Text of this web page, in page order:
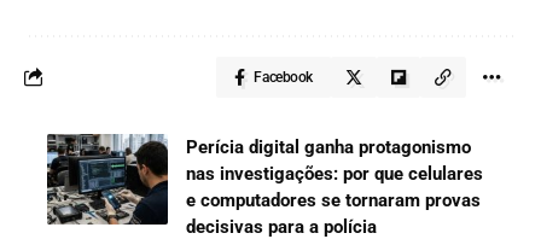
Facebook
Perícia digital ganha protagonismo
nas investigações: por que celulares
e computadores se tornaram provas
decisivas para a polícia